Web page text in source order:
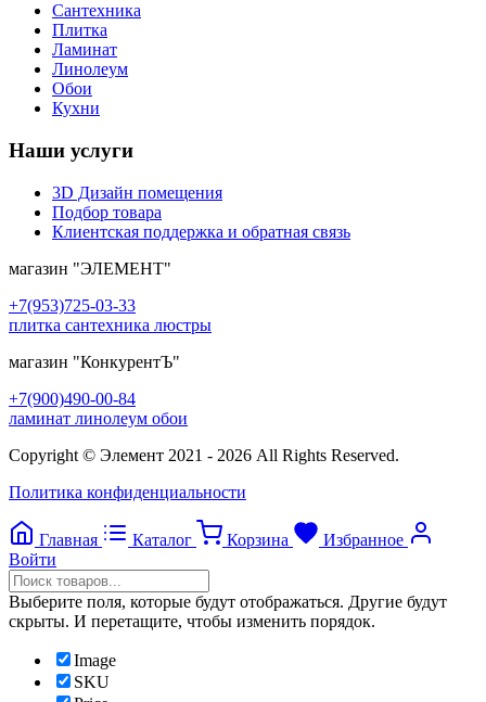
Сантехника
Плитка
Ламинат
Линолеум
Обои
Кухни
Наши услуги
3D Дизайн помещения
Подбор товара
Клиентская поддержка и обратная связь
магазин "ЭЛЕМЕНТ"
+7(953)725-03-33
плитка сантехника люстры
магазин "КонкурентЪ"
+7(900)490-00-84
ламинат линолеум обои
Copyright © Элемент 2021 - 2026 All Rights Reserved.
Политика конфиденциальности
Главная Каталог Корзина
Избранное
Войти
Выберите поля, которые будут отображаться. Другие будут
скрыты. И перетащите, чтобы изменить порядок.
Image
SKU